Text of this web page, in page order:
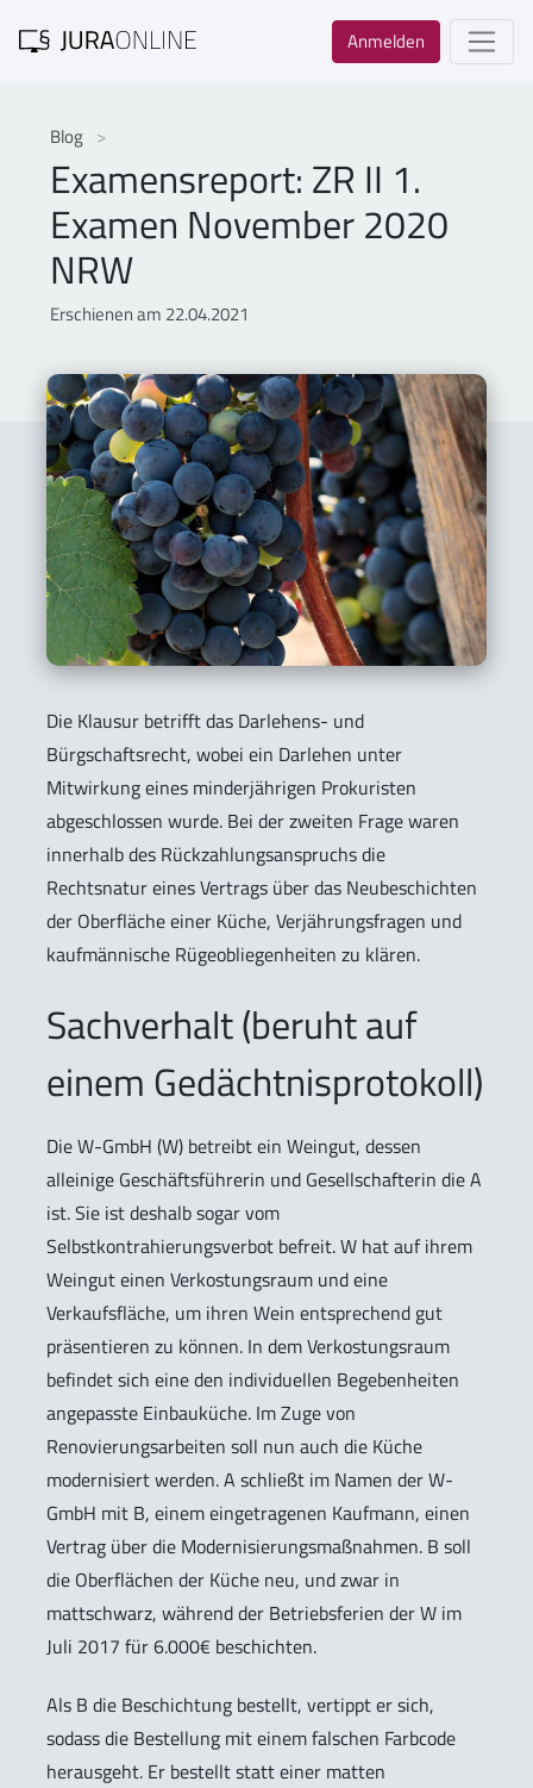
Anmelden
Blog
Examensreport: ZR II 1.
Examen November 2020
NRW
Erschienen am 22.04.2021
Die Klausur betrifft das Darlehens- und
Bürgschaftsrecht, wobei ein Darlehen unter
Mitwirkung eines minderjährigen Prokuristen
abgeschlossen wurde. Bei der zweiten Frage waren
innerhalb des Rückzahlungsanspruchs die
Rechtsnatur eines Vertrags über das Neubeschichten
der Oberfläche einer Küche, Verjährungsfragen und
kaufmännische Rügeobliegenheiten zu klären.
Sachverhalt (beruht auf
einem Gedächtnisprotokoll)
Die W-GmbH (W) betreibt ein Weingut, dessen
alleinige Geschäftsführerin und Gesellschafterin die A
ist. Sie ist deshalb sogar vom
Selbstkontrahierungsverbot befreit. W hat auf ihrem
Weingut einen Verkostungsraum und eine
Verkaufsfläche, um ihren Wein entsprechend gut
präsentieren zu können. In dem Verkostungsraum
befindet sich eine den individuellen Begebenheiten
angepasste Einbauküche. Im Zuge von
Renovierungsarbeiten soll nun auch die Küche
modernisiert werden. A schließt im Namen der W-
GmbH mit B, einem eingetragenen Kaufmann, einen
Vertrag über die Modernisierungsmaßnahmen. B soll
die Oberflächen der Küche neu, und zwar in
mattschwarz, während der Betriebsferien der W im
Juli 2017 für 6.000€ beschichten.
Als B die Beschichtung bestellt, vertippt er sich,
sodass die Bestellung mit einem falschen Farbcode
herausgeht. Er bestellt statt einer matten